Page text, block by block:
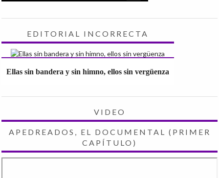
EDITORIAL INCORRECTA
Ellas sin bandera y sin himno, ellos sin vergüenza
VIDEO
APEDREADOS, EL DOCUMENTAL (PRIMER
CAPÍTULO)